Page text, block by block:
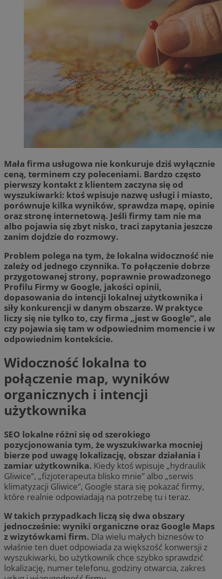
Mała firma usługowa nie konkuruje dziś wyłącznie
ceną, terminem czy poleceniami. Bardzo często
pierwszy kontakt z klientem zaczyna się od
wyszukiwarki: ktoś wpisuje nazwę usługi i miasto,
porównuje kilka wyników, sprawdza mapę, opinie
oraz stronę internetową. Jeśli firmy tam nie ma
albo pojawia się zbyt nisko, traci zapytania jeszcze
zanim dojdzie do rozmowy.
Problem polega na tym, że lokalna widoczność nie
zależy od jednego czynnika. To połączenie dobrze
przygotowanej strony, poprawnie prowadzonego
Profilu Firmy w Google, jakości opinii,
dopasowania do intencji lokalnej użytkownika i
siły konkurencji w danym obszarze. W praktyce
liczy się nie tylko to, czy firma „jest w Google”, ale
czy pojawia się tam w odpowiednim momencie i w
odpowiednim kontekście.
Widoczność lokalna to
połączenie map, wyników
organicznych i intencji
użytkownika
SEO lokalne różni się od szerokiego
pozycjonowania tym, że wyszukiwarka mocniej
bierze pod uwagę lokalizację, obszar działania i
zamiar użytkownika. Kiedy ktoś wpisuje „hydraulik
Gliwice”, „fizjoterapeuta blisko mnie” albo „serwis
klimatyzacji Gliwice”, Google stara się pokazać firmy,
które realnie odpowiadają na potrzebę tu i teraz.
W takich przypadkach liczą się dwa obszary
jednocześnie: wyniki organiczne oraz Google Maps
z wizytówkami firm. Dla wielu małych biznesów to
właśnie ten duet odpowiada za większość konwersji z
wyszukiwarki, bo użytkownik chce szybko sprawdzić
lokalizację, numer telefonu, godziny otwarcia, zakres